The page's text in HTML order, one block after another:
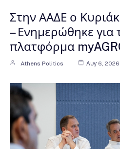
Στην ΑΑΔΕ ο
– Ενημερώθηκε για
πλατφόρμα
Athens Politics Αυγ 6, 2026